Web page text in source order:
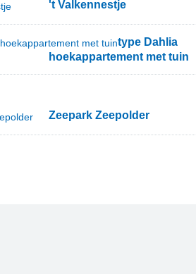
't Valkennestje
type Dahlia
hoekappartement met tuin
Zeepark Zeepolder